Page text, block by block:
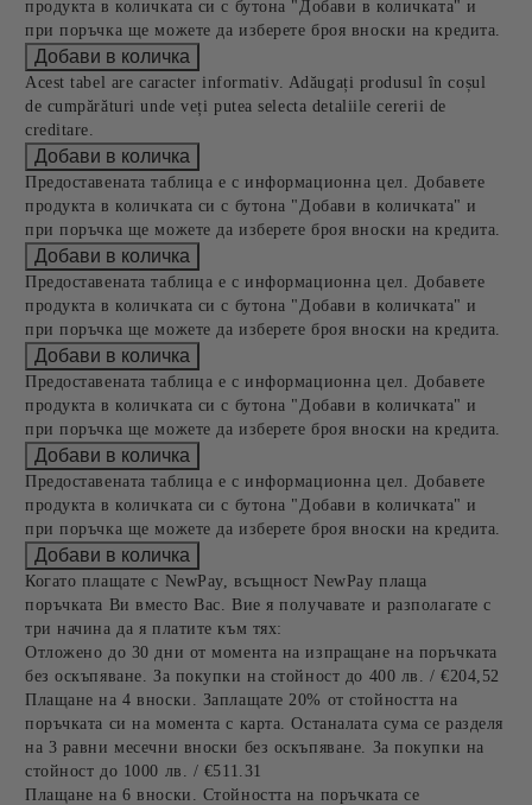
продукта в количката си с бутона "Добави в количката" и
при поръчка ще можете да изберете броя вноски на кредита.
Acest tabel are caracter informativ. Adăugați produsul în coșul
de cumpărături unde veți putea selecta detaliile cererii de
creditare.
Предоставената таблица е с информационна цел. Добавете
продукта в количката си с бутона "Добави в количката" и
при поръчка ще можете да изберете броя вноски на кредита.
Предоставената таблица е с информационна цел. Добавете
продукта в количката си с бутона "Добави в количката" и
при поръчка ще можете да изберете броя вноски на кредита.
Предоставената таблица е с информационна цел. Добавете
продукта в количката си с бутона "Добави в количката" и
при поръчка ще можете да изберете броя вноски на кредита.
Предоставената таблица е с информационна цел. Добавете
продукта в количката си с бутона "Добави в количката" и
при поръчка ще можете да изберете броя вноски на кредита.
Когато плащате с NewPay, всъщност NewPay плаща
поръчката Ви вместо Вас. Вие я получавате и разполагате с
три начина да я платите към тях:
Отложено до 30 дни от момента на изпращане на поръчката
без оскъпяване. За покупки на стойност до 400 лв. / €204,52
Плащане на 4 вноски. Заплащате 20% от стойността на
поръчката си на момента с карта. Останалата сума се разделя
на 3 равни месечни вноски без оскъпяване. За покупки на
стойност до 1000 лв. / €511.31
Плащане на 6 вноски. Стойността на поръчката се